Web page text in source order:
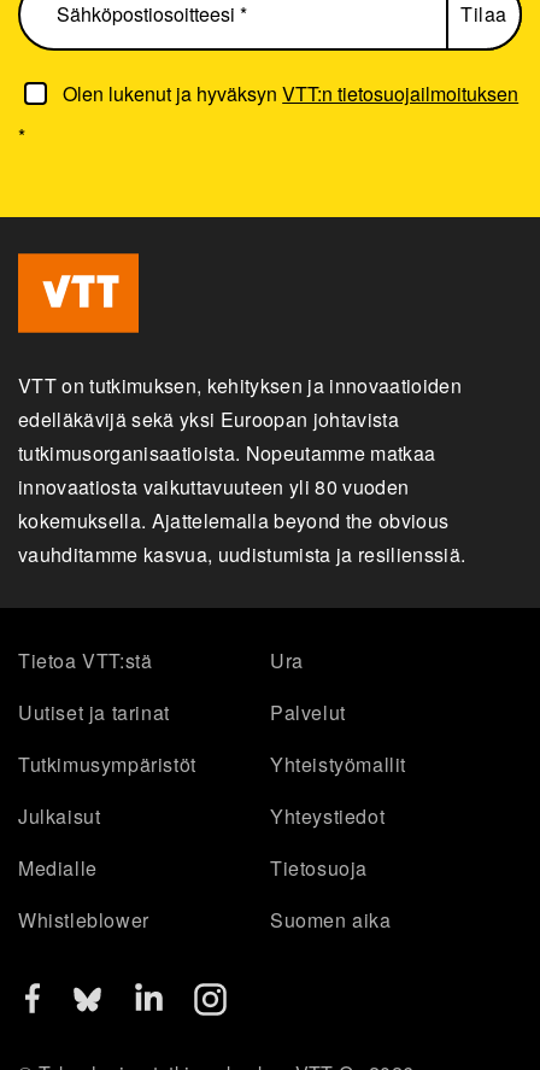
Olen lukenut ja hyväksynVTT:n tietosuojailmoituksen
*
VTT on tutkimuksen, kehityksen ja innovaatioiden
edelläkävijä sekä yksi Euroopan johtavista
tutkimusorganisaatioista. Nopeutamme matkaa
innovaatiosta vaikuttavuuteen yli 80 vuoden
kokemuksella. Ajattelemalla beyond the obvious
vauhditamme kasvua, uudistumista ja resilienssiä.
Tietoa VTT:stä
Ura
Uutiset ja tarinat
Palvelut
Tutkimusympäristöt
Yhteistyömallit
Julkaisut
Yhteystiedot
Medialle
Tietosuoja
Whistleblower
Suomen aika